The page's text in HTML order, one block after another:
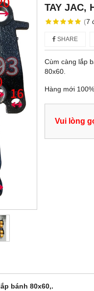
TAY JAC,
(7
SHARE
Cùm càng lắp
80x60.
Hàng mới
Vui lòng
bánh 80x60,.